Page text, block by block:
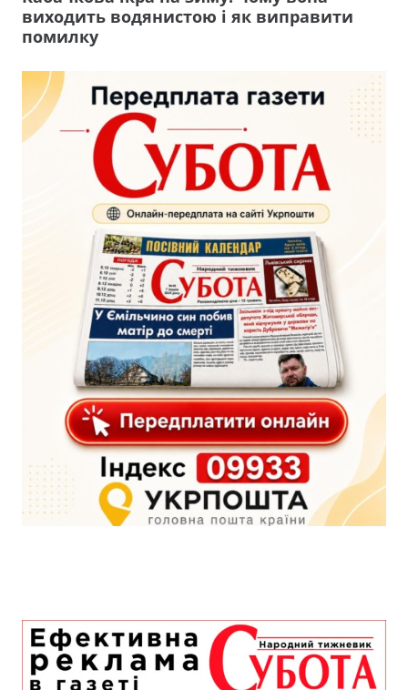
виходить водянистою і як виправити
помилку